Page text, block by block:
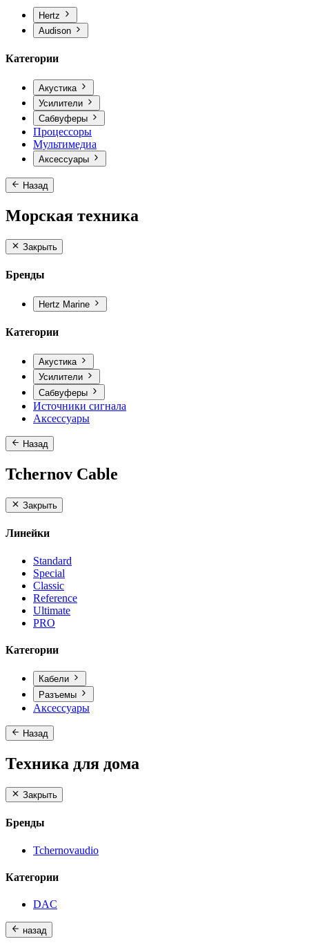
Hertz
Audison
Категории
Акустика
Усилители
Сабвуферы
Процессоры
Мультимедиа
Аксессуары
Назад
Морская техника
Закрыть
Бренды
Hertz Marine
Категории
Акустика
Усилители
Сабвуферы
Источники сигнала
Аксессуары
Назад
Tchernov Cable
Закрыть
Линейки
Standard
Special
Classic
Reference
Ultimate
PRO
Категории
Кабели
Разъемы
Аксессуары
Назад
Техника для дома
Закрыть
Бренды
Tchernovaudio
Категории
DAC
назад